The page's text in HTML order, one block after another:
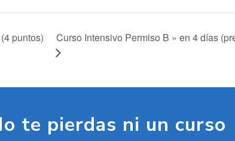
puntos) Curso Intensivo Permiso B » en 4 días
te pierdas ni un curso